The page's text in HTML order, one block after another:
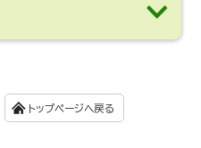
トップページへ戻る